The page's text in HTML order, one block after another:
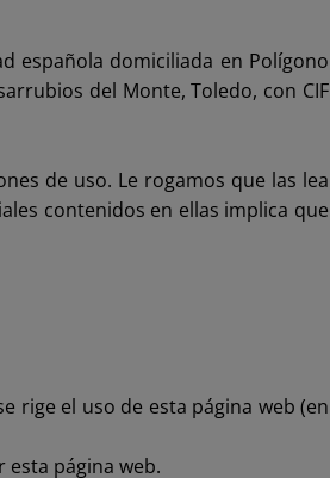
española domiciliada en Polígono
del Monte, Toledo, con CIF
de uso. Le rogamos que las lea
contenidos en ellas implica que
rige el uso de esta página web (en
esta página web.